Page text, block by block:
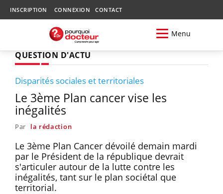
INSCRIPTION CONNEXION CONTACT
Menu
QUESTION D'ACTU
Disparités sociales et territoriales
Le 3ème Plan cancer vise les
inégalités
Par la rédaction
Le 3ème Plan Cancer dévoilé demain mardi
par le Président de la république devrait
s'articuler autour de la lutte contre les
inégalités, tant sur le plan sociétal que
territorial.